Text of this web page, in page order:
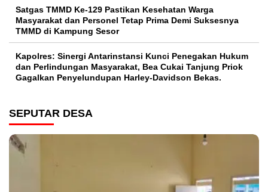
Satgas TMMD Ke-129 Pastikan Kesehatan Warga
Masyarakat dan Personel Tetap Prima Demi Suksesnya
TMMD di Kampung Sesor
Kapolres: Sinergi Antarinstansi Kunci Penegakan Hukum
dan Perlindungan Masyarakat, Bea Cukai Tanjung Priok
Gagalkan Penyelundupan Harley-Davidson Bekas.
SEPUTAR DESA